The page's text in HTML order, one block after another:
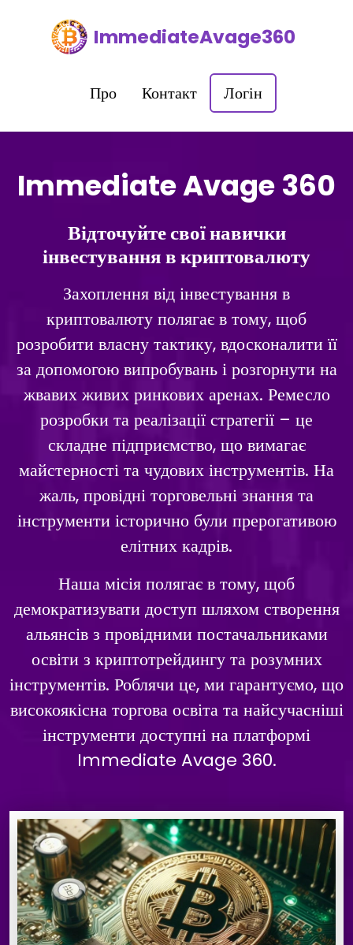
ImmediateAvage360
Про Контакт Логін
Immediate Avage 360
Відточуйте свої навички
інвестування в криптовалюту
Захоплення від інвестування в
криптовалюту полягає в тому, щоб
розробити власну тактику, вдосконалити її
за допомогою випробувань і розгорнути на
жвавих живих ринкових аренах. Ремесло
розробки та реалізації стратегії – це
складне підприємство, що вимагає
майстерності та чудових інструментів. На
жаль, провідні торговельні знання та
інструменти історично були прерогативою
елітних кадрів.
Наша місія полягає в тому, щоб
демократизувати доступ шляхом створення
альянсів з провідними постачальниками
освіти з криптотрейдингу та розумних
інструментів. Роблячи це, ми гарантуємо, що
високоякісна торгова освіта та найсучасніші
інструменти доступні на платформі
Immediate Avage 360.